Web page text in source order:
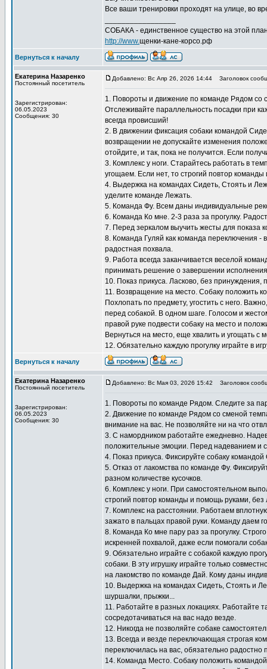
Все ваши тренировки проходят на улице, во
СОБАКА - единственное существо на этой
http://www.щенки-кане-корсо.рф
Вернуться к началу
Екатерина Назаренко
Постоянный посетитель
Зарегистрирован:
06.05.2023
Сообщения: 30
Добавлено: Вс Апр 26, 2026 14:44 Заголовок
1. Повороты и движение по команде Рядом со
Отслеживайте параллельность посадки при
всегда провисший!
2. В движении фиксация собаки командой
возвращении не допускайте изменения
отойдите, и так, пока не получится. Если
3. Комплекс у ноги. Старайтесь работать в
угощаем. Если нет, то строгий повтор
4. Выдержка на командах Сидеть, Стоять и
уделите команде Лежать.
5. Команда Фу. Всем даны индивидуальные
6. Команда Ко мне. 2-3 раза за прогулку.
7. Перед зеркалом выучить жесты для показа
8. Команда Гуляй как команда переключения -
радостная похвала.
9. Работа всегда заканчивается веселой
принимать решение о завершении
10. Показ прикуса. Ласково, без принуждения,
11. Возвращение на место. Собаку положить
Похлопать по предмету, угостить с него.
перед собакой. В одном шаге. Голосом и
правой руке подвести собаку на место и
Вернуться на место, еще хвалить и угощать с
12. Обязательно каждую прогулку играйте в
Вернуться к началу
Екатерина Назаренко
Постоянный посетитель
Зарегистрирован:
06.05.2023
Сообщения: 30
Добавлено: Вс Мая 03, 2026 15:42 Заголовок
1. Повороты по команде Рядом. Следите за
2. Движение по команде Рядом со сменой
внимание на вас. Не позволяйте ни на что
3. С намордником работайте ежедневно.
положительные эмоции. Перед надеванием и
4. Показ прикуса. Фиксируйте собаку
5. Отказ от лакомства по команде Фу.
разном количестве кусочков.
6. Комплекс у ноги. При самостоятельном
строгий повтор команды и помощь руками, без
7. Комплекс на расстоянии. Работаем
зажато в пальцах правой руки. Команду даем
8. Команда Ко мне пару раз за прогулку.
искренней похвалой, даже если помогали
9. Обязательно играйте с собакой каждую
собаки. В эту игрушку играйте только
на лакомство по команде Дай. Кому даны
10. Выдержка на командах Сидеть, Стоять и
шуршалки, прыжки...
11. Работайте в разных локациях. Работайте
сосредотачиваться на вас надо везде.
12. Никогда не позволяйте собаке
13. Всегда и везде переключающая строгая
переключилась на вас, обязательно радостно
14. Команда Место. Собаку положить